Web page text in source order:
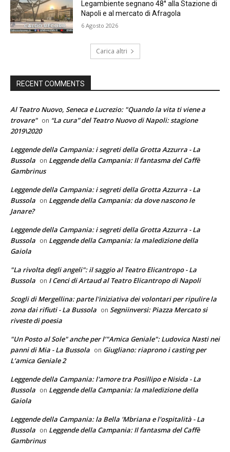
Legambiente segnano 48° alla Stazione di
Napoli e al mercato di Afragola
6 Agosto 2026
Carica altri
RECENT COMMENTS
Al Teatro Nuovo, Seneca e Lucrezio: "Quando la vita ti viene a
trovare" on “La cura” del Teatro Nuovo di Napoli: stagione
2019\2020
Leggende della Campania: i segreti della Grotta Azzurra - La
Bussola on Leggende della Campania: Il fantasma del Caffè
Gambrinus
Leggende della Campania: i segreti della Grotta Azzurra - La
Bussola on Leggende della Campania: da dove nascono le
Janare?
Leggende della Campania: i segreti della Grotta Azzurra - La
Bussola on Leggende della Campania: la maledizione della
Gaiola
"La rivolta degli angeli": il saggio al Teatro Elicantropo - La
Bussola on I Cenci di Artaud al Teatro Elicantropo di Napoli
Scogli di Mergellina: parte l'iniziativa dei volontari per ripulire la
zona dai rifiuti - La Bussola on Segniinversi: Piazza Mercato si
riveste di poesia
"Un Posto al Sole" anche per l’"Amica Geniale": Ludovica Nasti nei
panni di Mia - La Bussola on Giugliano: riaprono i casting per
L’amica Geniale 2
Leggende della Campania: l'amore tra Posillipo e Nisida - La
Bussola on Leggende della Campania: la maledizione della
Gaiola
Leggende della Campania: la Bella 'Mbriana e l'ospitalità - La
Bussola on Leggende della Campania: Il fantasma del Caffè
Gambrinus